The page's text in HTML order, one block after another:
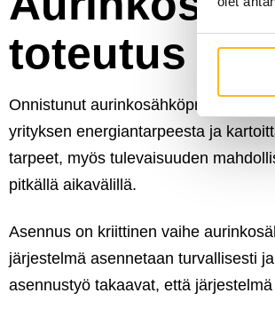
toteutus
Onnistunut aurinkosähköprojekti
yrityksen energiantarpeesta ja
tarpeet, myös tulevaisuuden
pitkällä aikavälillä.
Asennus on kriittinen vaihe
järjestelmä asennetaan turvallisesti
asennustyö takaavat, että